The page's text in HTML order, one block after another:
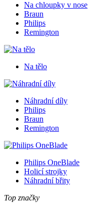
Na chloupky v nose
Braun
Philips
Remington
Na tělo
Náhradní díly
Philips
Braun
Remington
Philips OneBlade
Holicí strojky
Náhradní břity
Top značky